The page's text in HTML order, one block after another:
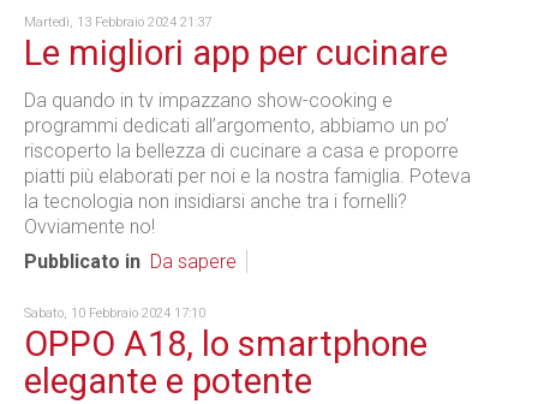
Martedì, 13 Febbraio 2024 21:37
Le migliori app per cucinare
Da quando in tv impazzano show-cooking e
programmi dedicati all’argomento, abbiamo un po’
riscoperto la bellezza di cucinare a casa e proporre
piatti più elaborati per noi e la nostra famiglia. Poteva
la tecnologia non insidiarsi anche tra i fornelli?
Ovviamente no!
Pubblicato in Da sapere
Sabato, 10 Febbraio 2024 17:10
OPPO A18, lo smartphone
elegante e potente